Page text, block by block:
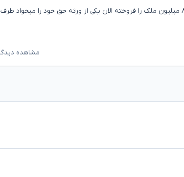
سلام ملک کشاورزی که ورثه به برادر خود دادن و اون در سال ۹۷ مبلغ ۸۶ میلیون ملک را فروخته الان یکی از ورثه حق خود را
مشاهده